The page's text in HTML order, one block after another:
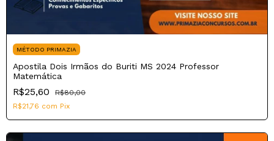
MÉTODO PRIMAZIA
Apostila Dois Irmãos do Buriti MS 2024 Professor
Matemática
R$25,60
R$80,00
R$21,76 com Pix